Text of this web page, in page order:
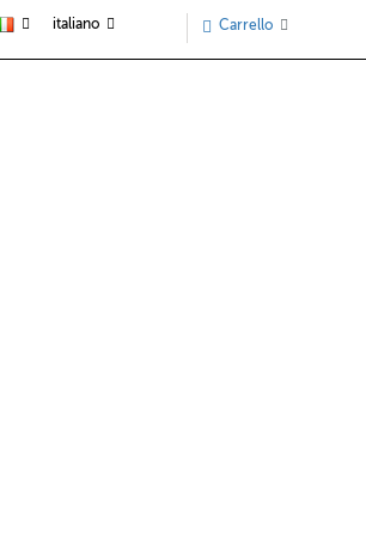
italiano Carrello